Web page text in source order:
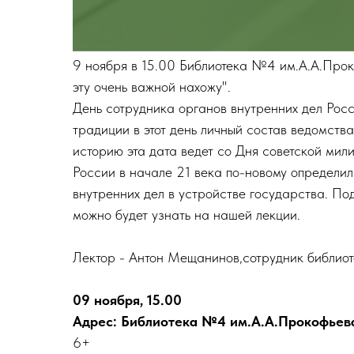
9 ноября в 15.00 Библиотека №4
эту очень важной нахожу".
День сотрудника органов внутренних дел
традиции в этот день личный состав
историю эта дата ведет со Дня советской
России в начале 21 века по-новому
внутренних дел в устройстве государства.
можно будет узнать на нашей лекции.
Лектор - Антон Мещанинов,сотрудник
09 ноября, 15.00
Адрес: Библиотека №4
6+